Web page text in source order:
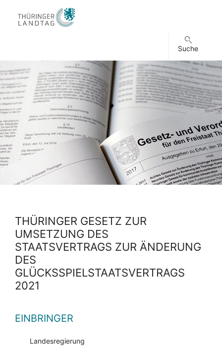
Suche
THÜRINGER GESETZ ZUR
UMSETZUNG DES
STAATSVERTRAGS ZUR ÄNDERUNG
DES
GLÜCKSSPIELSTAATSVERTRAGS
2021
EINBRINGER
Landesregierung